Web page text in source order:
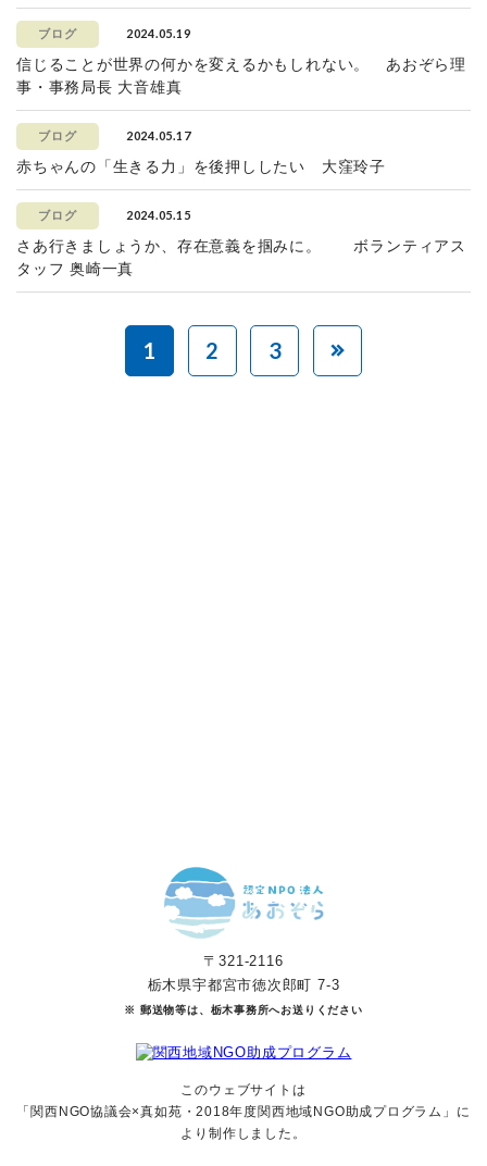
ブログ 2024.05.19
信じることが世界の何かを変えるかもしれない。 あおぞら理
事・事務局長 大音雄真
ブログ 2024.05.17
赤ちゃんの「生きる力」を後押ししたい 大窪玲子
ブログ 2024.05.15
さあ行きましょうか、存在意義を掴みに。 ボランティアス
タッフ 奥崎一真
1 2 3
〒321-2116
栃木県宇都宮市徳次郎町 7-3
※ 郵送物等は、栃木事務所へお送りください
このウェブサイトは
「関西NGO協議会×真如苑・2018年度関西地域NGO助成プログラム」に
より制作しました。